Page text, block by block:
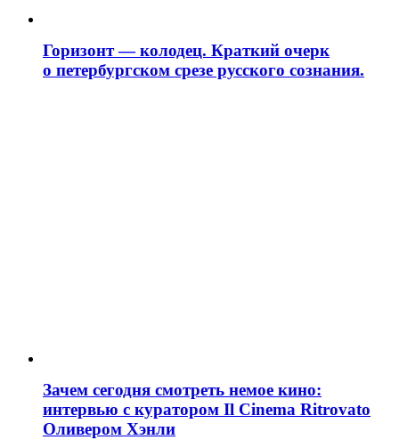
Горизонт — колодец. Краткий очерк
о петербургском срезе русского сознания.
Зачем сегодня смотреть немое кино:
интервью с куратором Il Cinema Ritrovato
Оливером Хэнли